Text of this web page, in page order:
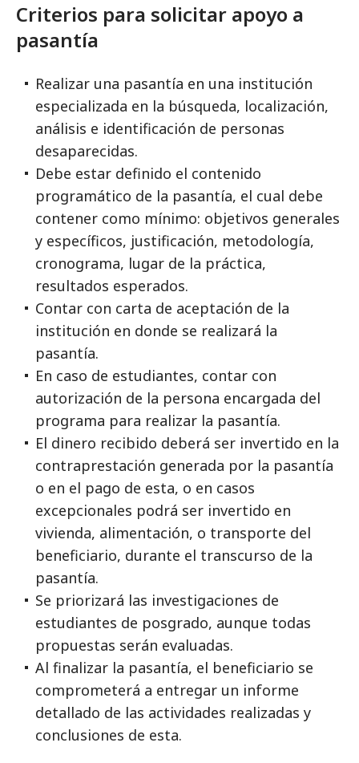
Criterios para solicitar apoyo a
pasantía
Realizar una pasantía en una institución
especializada en la búsqueda, localización,
análisis e identificación de personas
desaparecidas.
Debe estar definido el contenido
programático de la pasantía, el cual debe
contener como mínimo: objetivos generales
y específicos, justificación, metodología,
cronograma, lugar de la práctica,
resultados esperados.
Contar con carta de aceptación de la
institución en donde se realizará la
pasantía.
En caso de estudiantes, contar con
autorización de la persona encargada del
programa para realizar la pasantía.
El dinero recibido deberá ser invertido en la
contraprestación generada por la pasantía
o en el pago de esta, o en casos
excepcionales podrá ser invertido en
vivienda, alimentación, o transporte del
beneficiario, durante el transcurso de la
pasantía.
Se priorizará las investigaciones de
estudiantes de posgrado, aunque todas
propuestas serán evaluadas.
Al finalizar la pasantía, el beneficiario se
comprometerá a entregar un informe
detallado de las actividades realizadas y
conclusiones de esta.